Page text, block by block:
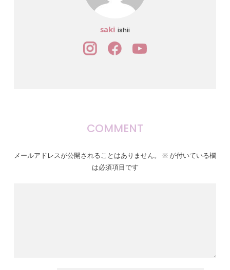
saki ishii
COMMENT
メールアドレスが公開されることはありません。 ※ が付いている欄
は必須項目です